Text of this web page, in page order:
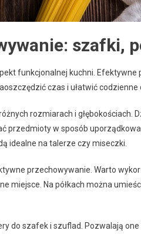
szafki,
funkcjonalnej kuchni. Efektywne
czas i ułatwić codzienne
rozmiarach i głębokościach.
przedmioty w sposób
idealne na talerze czy miseczki.
przechowywanie. Warto
miejsce. Na półkach można
do szafek i szuflad. Pozwalają